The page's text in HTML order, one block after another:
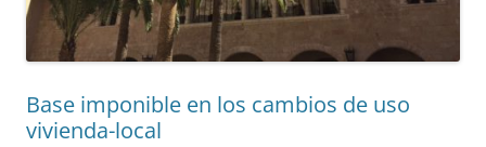
Base imponible en los cambios de uso
vivienda-local